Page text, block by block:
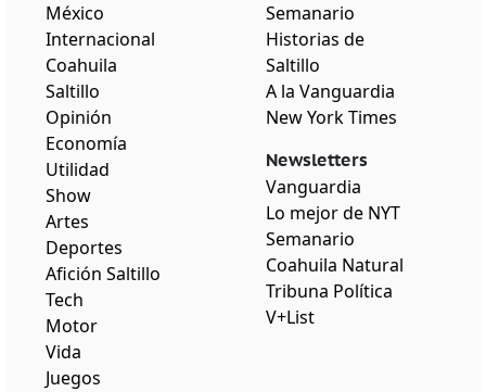
México
Internacional
Coahuila
Saltillo
Opinión
Economía
Utilidad
Show
Artes
Deportes
Afición Saltillo
Tech
Motor
Vida
Juegos
Semanario
Historias de
Saltillo
A la Vanguardia
New York Times
Newsletters
Vanguardia
Lo mejor de NYT
Semanario
Coahuila Natural
Tribuna Política
V+List